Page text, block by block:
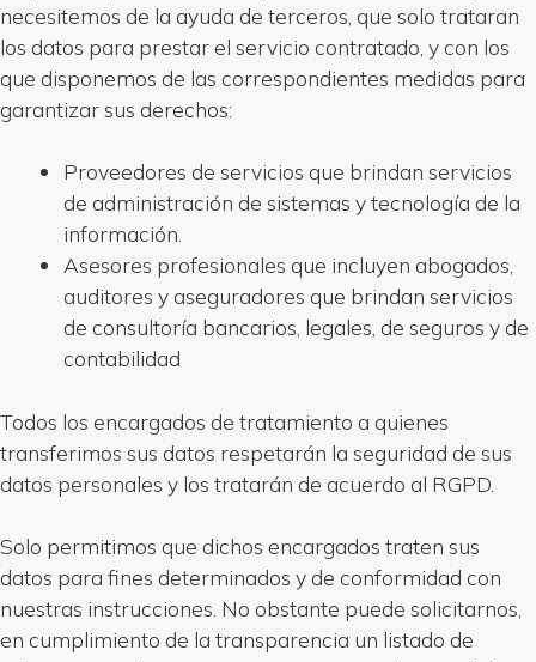
necesitemos de la ayuda de terceros, que solo trataran
los datos para prestar el servicio contratado, y con los
que disponemos de las correspondientes medidas para
garantizar sus derechos:
Proveedores de servicios que brindan servicios
de administración de sistemas y tecnología de la
información.
Asesores profesionales que incluyen abogados,
auditores y aseguradores que brindan servicios
de consultoría bancarios, legales, de seguros y de
contabilidad
Todos los encargados de tratamiento a quienes
transferimos sus datos respetarán la seguridad de sus
datos personales y los tratarán de acuerdo al RGPD.
Solo permitimos que dichos encargados traten sus
datos para fines determinados y de conformidad con
nuestras instrucciones. No obstante puede solicitarnos,
en cumplimiento de la transparencia un listado de